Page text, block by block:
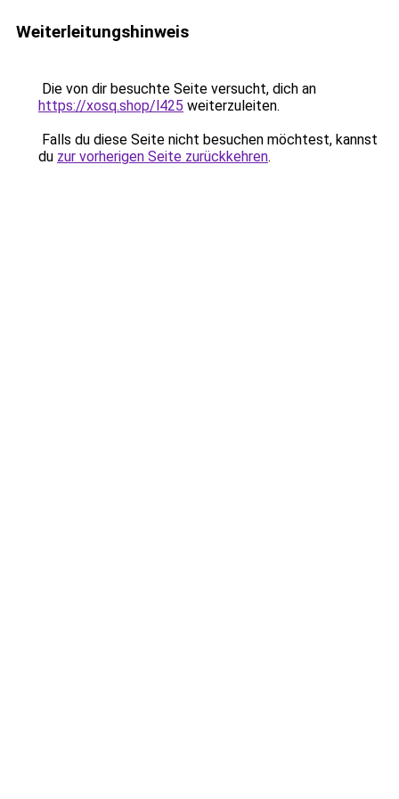
Weiterleitungshinweis
Die von dir besuchte Seite versucht, dich an
https://xosq.shop/l425 weiterzuleiten.
Falls du diese Seite nicht besuchen möchtest, kannst
du zur vorherigen Seite zurückkehren.